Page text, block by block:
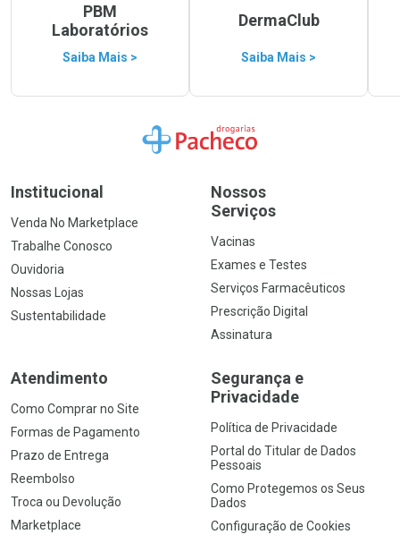
PBM
Laboratórios
Saiba Mais >
DermaClub
Saiba Mais >
Ir para a Home
Institucional
Venda No Marketplace
Trabalhe Conosco
Ouvidoria
Nossas Lojas
Sustentabilidade
Nossos
Serviços
Vacinas
Exames e Testes
Serviços Farmacêuticos
Prescrição Digital
Assinatura
Atendimento
Como Comprar no Site
Formas de Pagamento
Prazo de Entrega
Reembolso
Troca ou Devolução
Marketplace
Segurança e
Privacidade
Política de Privacidade
Portal do Titular de Dados
Pessoais
Como Protegemos os Seus
Dados
Configuração de Cookies